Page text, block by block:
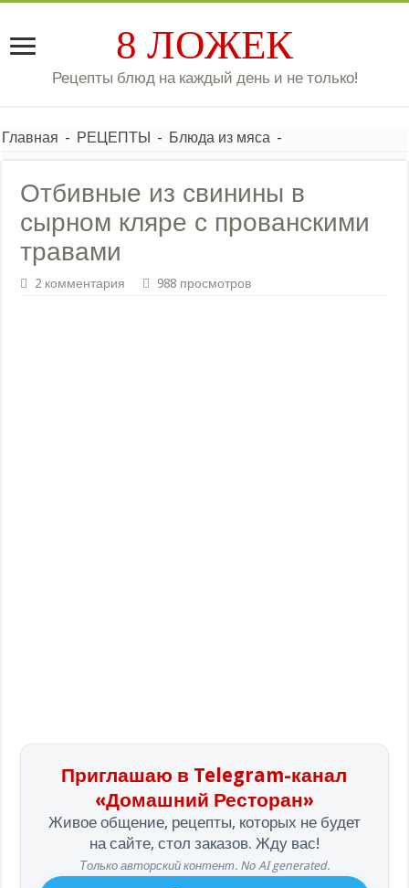
8 ЛОЖЕК
Рецепты блюд на каждый день и не только!
Главная - РЕЦЕПТЫ - Блюда из мяса -
Отбивные из свинины в
сырном кляре с прованскими
травами
2 комментария 988 просмотров
Приглашаю в Telegram-канал
«Домашний Ресторан»
Живое общение, рецепты, которых не будет
на сайте, стол заказов. Жду вас!
Только авторский контент. No AI generated.